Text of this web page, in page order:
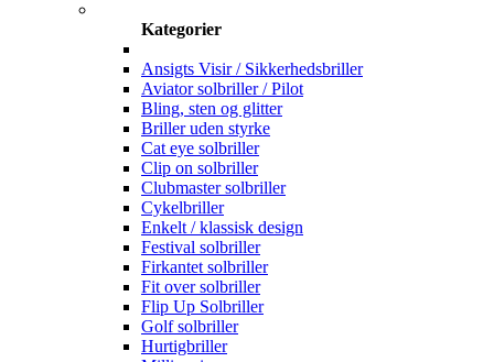
Kategorier
Ansigts Visir / Sikkerhedsbriller
Aviator solbriller / Pilot
Bling, sten og glitter
Briller uden styrke
Cat eye solbriller
Clip on solbriller
Clubmaster solbriller
Cykelbriller
Enkelt / klassisk design
Festival solbriller
Firkantet solbriller
Fit over solbriller
Flip Up Solbriller
Golf solbriller
Hurtigbriller